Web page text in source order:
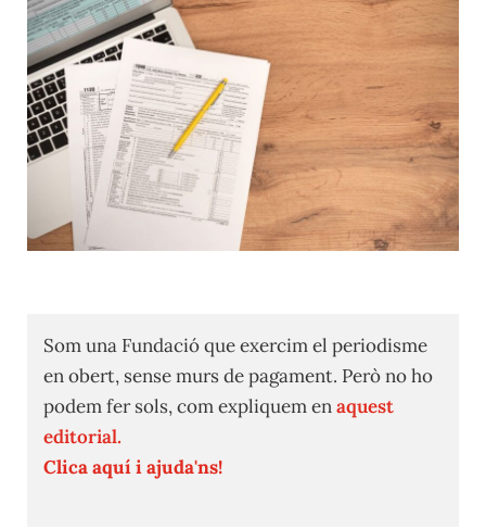
Som una Fundació que exercim el periodisme
en obert, sense murs de pagament. Però no ho
podem fer sols, com expliquem enaquest
editorial.
Clica aquí i ajuda'ns!